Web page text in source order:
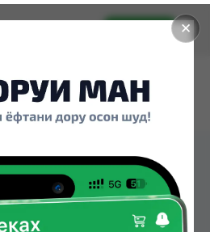
✕
Установить
100МЛ